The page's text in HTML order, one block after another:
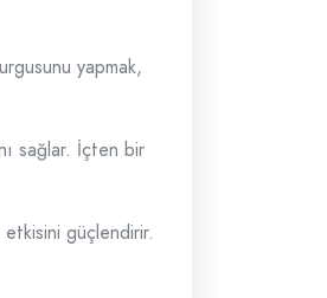
yapmak,
sağlar. İçten bir
güçlendirir.